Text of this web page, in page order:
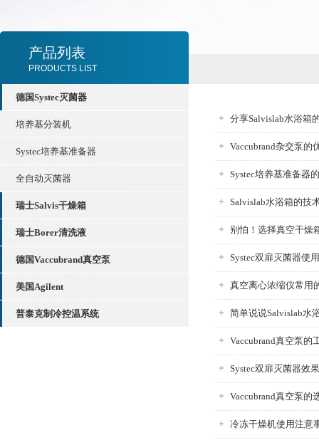
产品列表
PRODUCTS LIST
德国Systec灭菌器
培养基分装机
Systec培养基准备器
全自动灭菌器
瑞士Salvis干燥箱
瑞士Borer清洗液
德国Vaccubrand真空泵
美国Agilent
普泰克制冷控温系统
分享Salvislab水浴箱
Vaccubrand杂交泵的
Systec培养基准备器
Salvislab水浴箱的技
别怕！选择真空干燥
Systec双扉灭菌器使
真空离心浓缩仪常用
简单说说Salvislab水
Vaccubrand真空泵的
Systec双扉灭菌器效
Vaccubrand真空泵的
冷冻干燥机使用注意